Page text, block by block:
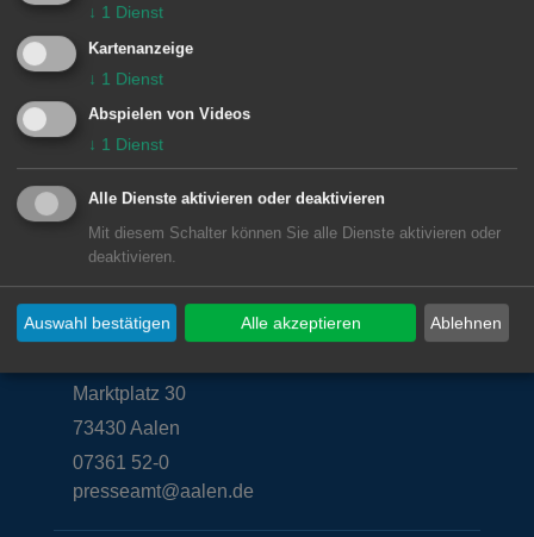
Unsere Anschrift
Marktplatz 30
73430Aalen
07361 52-0
presseamt@aalen.de
↓ 1 Dienst
Kartenanzeige
↓ 1 Dienst
Abspielen von Videos
↓ 1 Dienst
Alle Dienste aktivieren oder deaktivieren
Mit diesem Schalter können Sie alle Dienste aktivieren oder
deaktivieren.
Ablehnen
Auswahl bestätigen Alle akzeptieren